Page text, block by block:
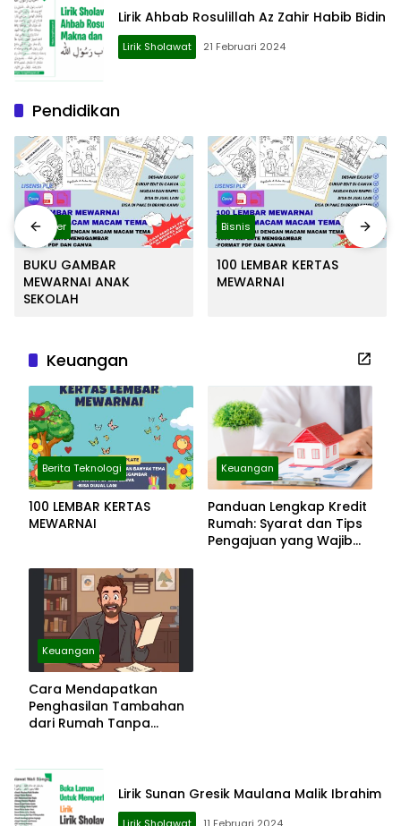
Lirik Ahbab Rosulillah Az Zahir Habib Bidin
Lirik Sholawat 21 Februari 2024
Pendidikan
Blogger
BUKU GAMBAR
MEWARNAI ANAK
SEKOLAH
Bisnis
100 LEMBAR KERTAS
MEWARNAI
Keuangan
Berita Teknologi
100 LEMBAR KERTAS
MEWARNAI
Keuangan
Panduan Lengkap Kredit
Rumah: Syarat dan Tips
Pengajuan yang Wajib
Keuangan
Cara Mendapatkan
Penghasilan Tambahan
dari Rumah Tanpa
Lirik Sunan Gresik Maulana Malik Ibrahim